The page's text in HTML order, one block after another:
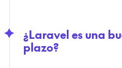
¿Laravel es una
plazo?